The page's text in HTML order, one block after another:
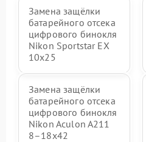
Замена защёлки
батарейного отсека
цифрового бинокля
Nikon Sportstar EX
10x25
Замена защёлки
батарейного отсека
цифрового бинокля
Nikon Aculon A211
8–18x42